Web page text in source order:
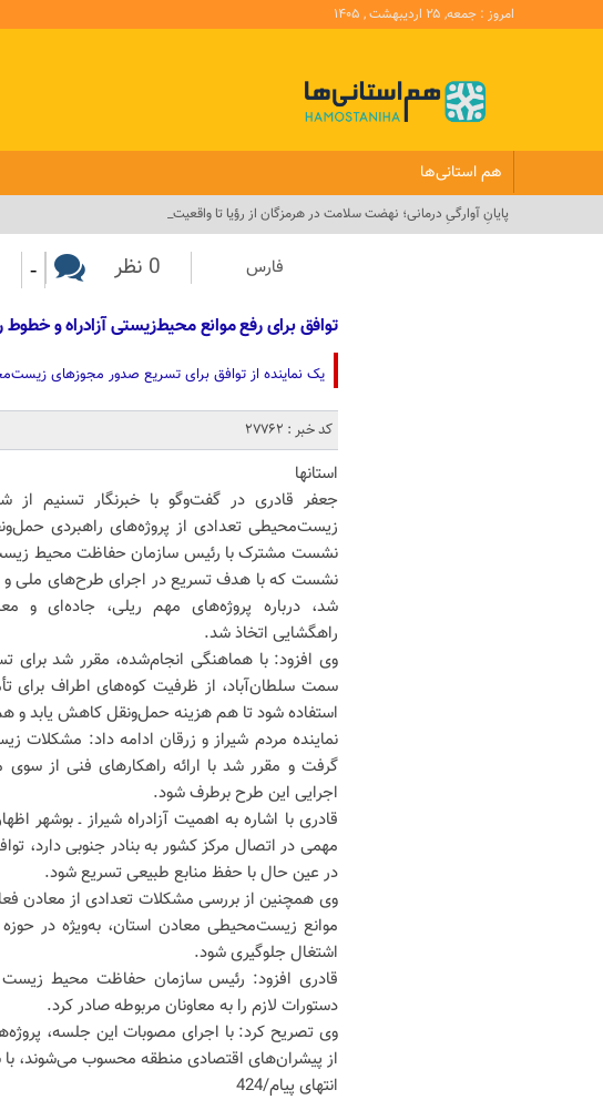
امروز : جمعه, ۲۵ اردیبهشت , ۱۴۰۵
هم استانی‌ها
پایانِ آوارگیِ درمانی؛ نهضت سلامت در هرمزگان از رؤیا تا واقعیت_
فارس 0 نظر -
توافق برای رفع موانع محیط‌زیستی آزادراه و
یک نماینده از توافق برای تسریع صدور مجوزهای
کد خبر : 27762
استانها
جعفر قادری در گفت‌و‌گو با خبرنگار تسنیم از
زیست‌محیطی تعدادی از پروژه‌های راهبردی
نشست مشترک با رئیس سازمان حفاظت محیط زیست
نشست که با هدف تسریع در اجرای طرح‌های ملی و
شد، درباره پروژه‌های مهم ریلی، جاده‌ای و
راهگشایی اتخاذ شد.
وی افزود: با هماهنگی انجام‌شده، مقرر شد برای
سمت سلطان‌آباد، از ظرفیت کوه‌های اطراف برای
استفاده شود تا هم هزینه حمل‌ونقل کاهش یابد و
نماینده مردم شیراز و زرقان ادامه داد: مشکلات
گرفت و مقرر شد با ارائه راهکار‌های فنی از
اجرایی این طرح برطرف شود.
قادری با اشاره به اهمیت آزادراه شیراز ـ بوشهر
مهمی در اتصال مرکز کشور به بنادر جنوبی دارد،
در عین حال با حفظ منابع طبیعی تسریع شود.
وی همچنین از بررسی مشکلات تعدادی از معادن
موانع زیست‌محیطی معادن استان، به‌ویژه در
اشتغال جلوگیری شود.
قادری افزود: رئیس سازمان حفاظت محیط
دستورات لازم را به معاونان مربوطه صادر کرد.
وی تصریح کرد: با اجرای مصوبات این جلسه،
از پیشران‌های اقتصادی منطقه محسوب می‌شوند،
انتهای پیام/424